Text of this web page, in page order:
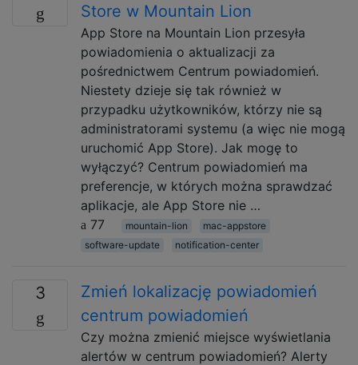
Store w Mountain Lion
App Store na Mountain Lion przesyła
powiadomienia o aktualizacji za
pośrednictwem Centrum powiadomień.
Niestety dzieje się tak również w
przypadku użytkowników, którzy nie są
administratorami systemu (a więc nie mogą
uruchomić App Store). Jak mogę to
wyłączyć? Centrum powiadomień ma
preferencje, w których można sprawdzać
aplikacje, ale App Store nie …
77
mountain-lion
mac-appstore
software-update
notification-center
3
Zmień lokalizację powiadomień
centrum powiadomień
Czy można zmienić miejsce wyświetlania
alertów w centrum powiadomień? Alerty